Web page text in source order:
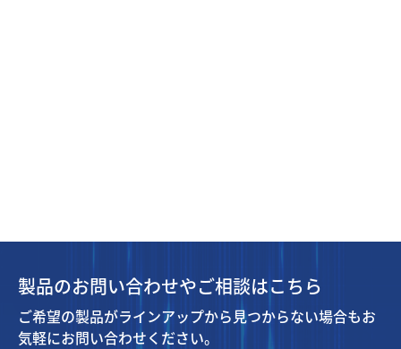
製品のお問い合わせやご相談はこちら
ご希望の製品がラインアップから見つからない場合もお
気軽にお問い合わせください。